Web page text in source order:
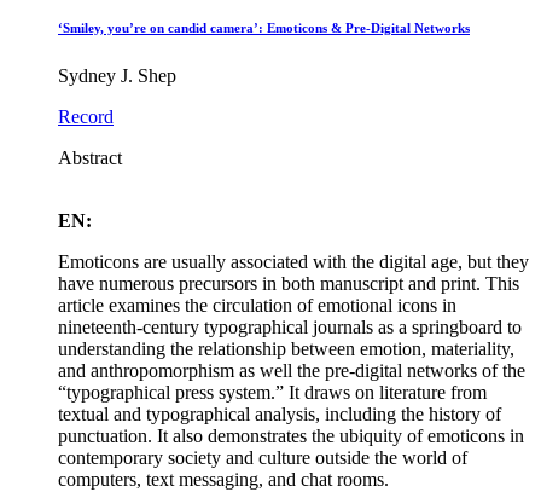
‘Smiley, you’re on candid camera’: Emoticons & Pre-Digital Networks
Sydney J. Shep
Record
Abstract
EN:
Emoticons are usually associated with the digital age, but they
have numerous precursors in both manuscript and print. This
article examines the circulation of emotional icons in
nineteenth-century typographical journals as a springboard to
understanding the relationship between emotion, materiality,
and anthropomorphism as well the pre-digital networks of the
“typographical press system.” It draws on literature from
textual and typographical analysis, including the history of
punctuation. It also demonstrates the ubiquity of emoticons in
contemporary society and culture outside the world of
computers, text messaging, and chat rooms.